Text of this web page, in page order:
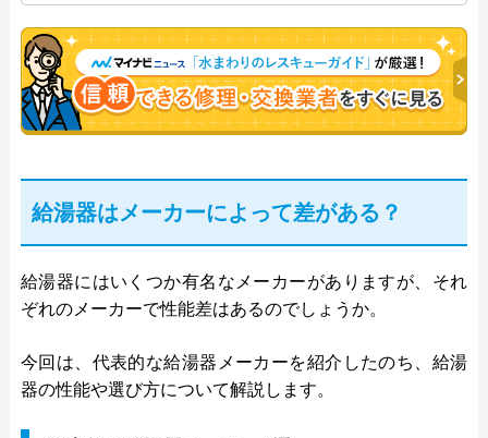
決。多くのお客様に信頼される「給湯器」のスペシ
ャリスト。
給湯器はメーカーによって差がある？
給湯器にはいくつか有名なメーカーがありますが、それ
ぞれのメーカーで性能差はあるのでしょうか。
今回は、代表的な給湯器メーカーを紹介したのち、給湯
器の性能や選び方について解説します。